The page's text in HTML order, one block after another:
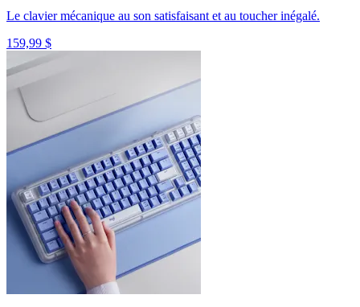
Le clavier mécanique au son satisfaisant et au toucher inégalé.
159,99 $